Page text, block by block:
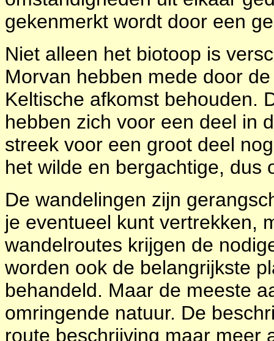
gekenmerkt wordt door een
Niet alleen het biotoop is
Morvan hebben mede door
Keltische afkomst behouden.
hebben zich voor een deel in
streek voor een groot deel
het wilde en bergachtige, dus
De wandelingen zijn
je eventueel kunt vertrekken,
wandelroutes krijgen de
worden ook de belangrijkste
behandeld. Maar de meeste
omringende natuur. De
route beschrijving maar meer